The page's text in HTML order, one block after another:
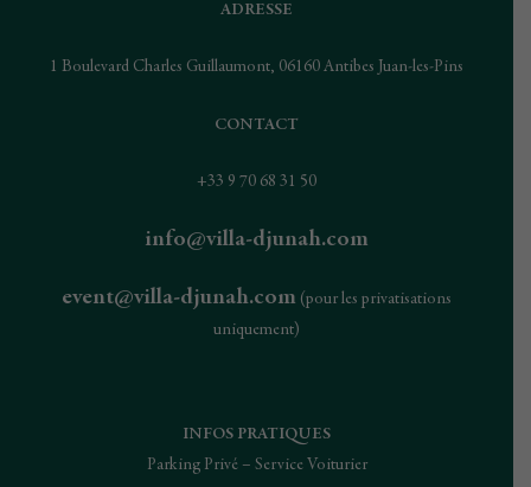
ADRESSE
1 Boulevard Charles Guillaumont, 06160 Antibes Juan-les-Pins
CONTACT
+33 9 70 68 31 50
info@villa-djunah.com
event@villa-djunah.com (pour les privatisations
uniquement)
INFOS PRATIQUES
Parking Privé – Service Voiturier